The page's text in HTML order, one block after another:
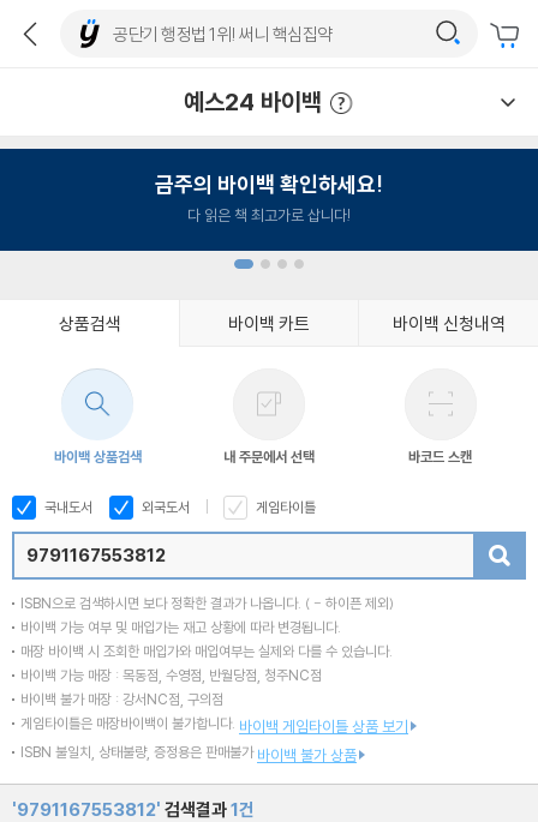
예스24 바이백
금주의 바이백 확인하세요!
다 읽은 책 최고가로 삽니다!
상품검색 바이백 카트 바이백 신청내역
바이백 상품검색 내 주문에서 선택 바코드 스캔
국내도서 외국도서 게임타이틀
ISBN으로 검색하시면 보다 정확한 결과가 나옵니다. ( - 하이픈 제외)
바이백 가능 여부 및 매입가는 재고 상황에 따라 변경됩니다.
매장 바이백 시 조회한 매입가와 매입여부는 실제와 다를 수 있습니다.
바이백 가능 매장 : 목동점, 수영점, 반월당점, 청주NC점
바이백 불가 매장 : 강서NC점, 구의점
게임타이틀은 매장바이백이 불가합니다. 바이백 게임타이틀 상품 보기
ISBN 불일치, 상태불량, 증정용은 판매불가 바이백 불가 상품
'9791167553812' 검색결과1건